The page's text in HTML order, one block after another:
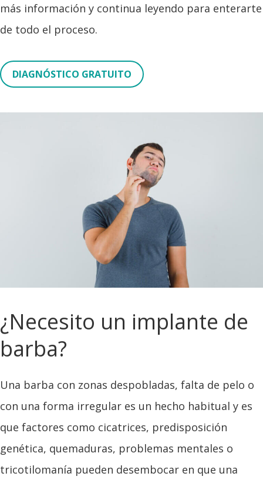
más información y continua leyendo para enterarte
de todo el proceso.
DIAGNÓSTICO GRATUITO
¿Necesito un implante de
barba?
Una barba con zonas despobladas, falta de pelo o
con una forma irregular es un hecho habitual y es
que factores como cicatrices, predisposición
genética, quemaduras, problemas mentales o
tricotilomanía pueden desembocar en que una